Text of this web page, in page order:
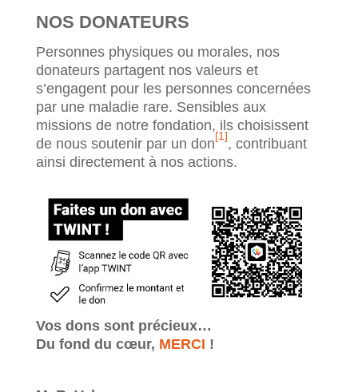
NOS DONATEURS
Personnes physiques ou morales, nos
donateurs partagent nos valeurs et
s’engagent pour les personnes concernées
par une maladie rare. Sensibles aux
missions de notre fondation, ils choisissent
de nous soutenir par un don [1] , contribuant
ainsi directement à nos actions.
Vos dons sont précieux…
Du fond du cœur, MERCI !